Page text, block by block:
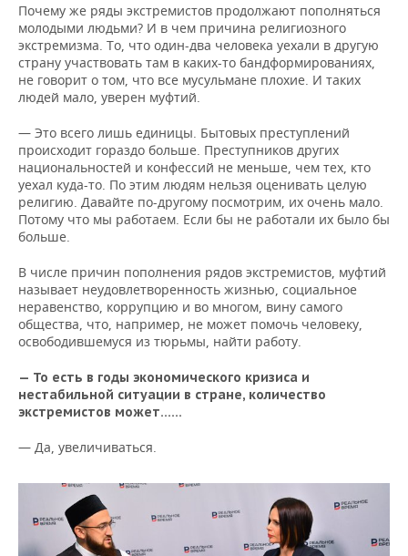
Почему же ряды экстремистов продолжают пополняться
молодыми людьми? И в чем причина религиозного
экстремизма. То, что один-два человека уехали в другую
страну участвовать там в каких-то бандформированиях,
не говорит о том, что все мусульмане плохие. И таких
людей мало, уверен муфтий.
— Это всего лишь единицы. Бытовых преступлений
происходит гораздо больше. Преступников других
национальностей и конфессий не меньше, чем тех, кто
уехал куда-то. По этим людям нельзя оценивать целую
религию. Давайте по-другому посмотрим, их очень мало.
Потому что мы работаем. Если бы не работали их было бы
больше.
В числе причин пополнения рядов экстремистов, муфтий
называет неудовлетворенность жизнью, социальное
неравенство, коррупцию и во многом, вину самого
общества, что, например, не может помочь человеку,
освободившемуся из тюрьмы, найти работу.
— То есть в годы экономического кризиса и
нестабильной ситуации в стране, количество
экстремистов может...…
— Да, увеличиваться.